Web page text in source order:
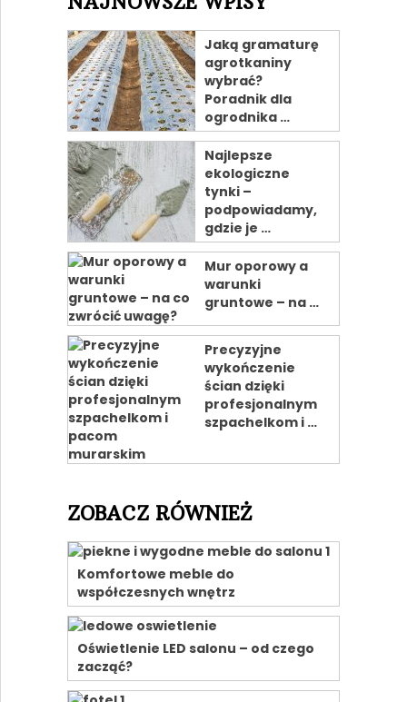
Jaką gramaturę
agrotkaniny
wybrać?
Poradnik dla
ogrodnika …
Najlepsze
ekologiczne
tynki –
podpowiadamy,
gdzie je …
Mur oporowy a
warunki
gruntowe – na …
Precyzyjne
wykończenie
ścian dzięki
profesjonalnym
szpachelkom i …
ZOBACZ RÓWNIEŻ
Komfortowe meble do
współczesnych wnętrz
Oświetlenie LED salonu – od czego
zacząć?